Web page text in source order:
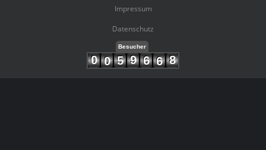
Impressum
Datenschutz
Besucher
0 0 5 9 6 6 8